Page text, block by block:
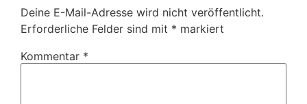
Deine E-Mail-Adresse wird nicht veröffentlicht.
Erforderliche Felder sind mit * markiert
Kommentar *